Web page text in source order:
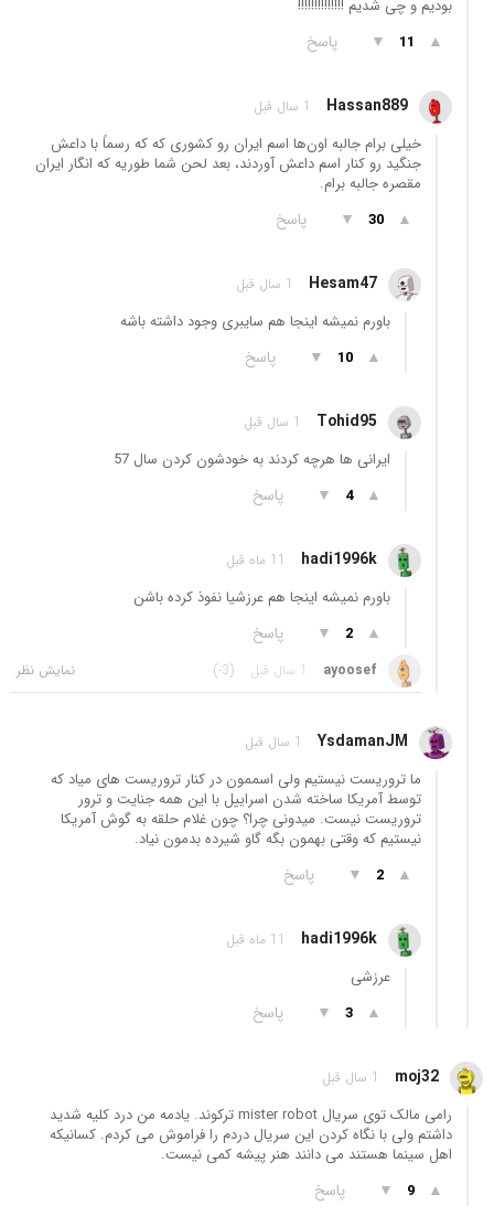
بودیم و چی شدیم !!!!!!!!!!!!!!
▲
11
▼ پاسخ
Hassan889 1 سال قبل
خیلی برام جالبه اون‌ها اسم ایران رو کشوری که که رسماً با داعش
جنگید رو کنار اسم داعش آوردند، بعد لحن شما طوریه که انگار ایران
مقصره جالبه برام.
▲
30
▼ پاسخ
Hesam47 1 سال قبل
باورم نمیشه اینجا هم سایبری وجود داشته باشه
▲
10
▼ پاسخ
Tohid95 1 سال قبل
ایرانی ها هرچه کردند به خودشون کردن سال 57
▲
4
▼ پاسخ
hadi1996k 11 ماه قبل
باورم نمیشه اینجا هم عرزشیا نفوذ کرده باشن
▲
2
▼ پاسخ
ayoosef 1 سال قبل (-3)
YsdamanJM 1 سال قبل
ما تروریست نیستیم ولی اسممون در کنار تروریست های میاد که
توسط آمریکا ساخته شدن اسراییل با این همه جنایت و ترور
تروریست نیست. میدونی چرا؟ چون غلام حلقه به گوش آمریکا
نیستیم که وقتی بهمون بگه گاو شیرده بدمون نیاد.
▲
2
▼ پاسخ
hadi1996k 11 ماه قبل
عرزشی
▲
3
▼ پاسخ
moj32 1 سال قبل
رامی مالک توی سریال mister robot ترکوند. یادمه من درد کلیه شدید
داشتم ولی با نگاه کردن این سریال دردم را فراموش می کردم. کسانیکه
اهل سینما هستند می دانند هنر پیشه کمی نیست.
▲
9
▼ پاسخ